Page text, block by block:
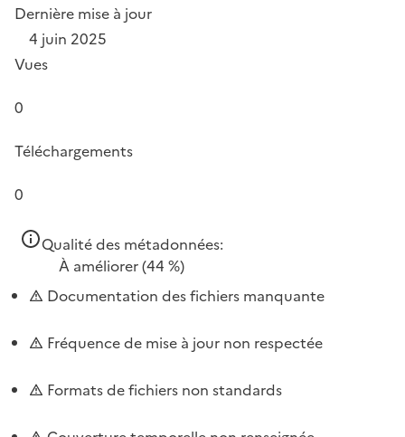
Dernière mise à jour
4 juin 2025
Vues
0
Téléchargements
0
Qualité des métadonnées:
À améliorer(44 %)
Documentation des fichiers manquante
Fréquence de mise à jour non respectée
Formats de fichiers non standards